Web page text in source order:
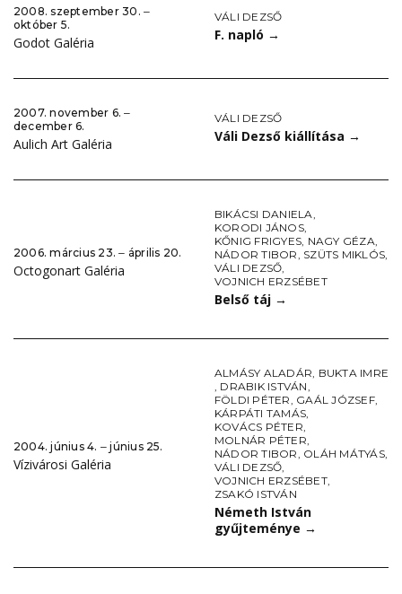
2008. szeptember 30. ‒
október 5.
Godot Galéria
VÁLI DEZSŐ
F. napló →
2007. november 6. ‒
december 6.
Aulich Art Galéria
VÁLI DEZSŐ
Váli Dezső kiállítása →
2006. március 23. ‒ április 20.
Octogonart Galéria
BIKÁCSI DANIELA,
KORODI JÁNOS,
KŐNIG FRIGYES, NAGY GÉZA,
NÁDOR TIBOR, SZÜTS MIKLÓS,
VÁLI DEZSŐ,
VOJNICH ERZSÉBET
Belső táj →
2004. június 4. ‒ június 25.
Vízivárosi Galéria
ALMÁSY ALADÁR, BUKTA IMRE
, DRABIK ISTVÁN,
FÖLDI PÉTER, GAÁL JÓZSEF,
KÁRPÁTI TAMÁS,
KOVÁCS PÉTER,
MOLNÁR PÉTER,
NÁDOR TIBOR, OLÁH MÁTYÁS,
VÁLI DEZSŐ,
VOJNICH ERZSÉBET,
ZSAKÓ ISTVÁN
Németh István
gyűjteménye →